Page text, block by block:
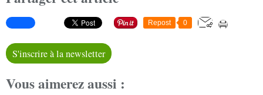
Repost 0
S'inscrire à la newsletter
Vous aimerez aussi :